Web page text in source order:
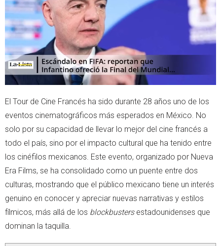
r
p
p
El Tour de Cine Francés ha sido durante 28 años uno de los
eventos cinematográficos más esperados en México. No
solo por su capacidad de llevar lo mejor del cine francés a
todo el país, sino por el impacto cultural que ha tenido entre
los cinéfilos mexicanos. Este evento, organizado por Nueva
Era Films, se ha consolidado como un puente entre dos
culturas, mostrando que el público mexicano tiene un interés
genuino en conocer y apreciar nuevas narrativas y estilos
fílmicos, más allá de los blockbustersestadounidenses que
dominan la taquilla.